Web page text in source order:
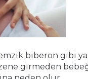
biberon gibi
girmeden